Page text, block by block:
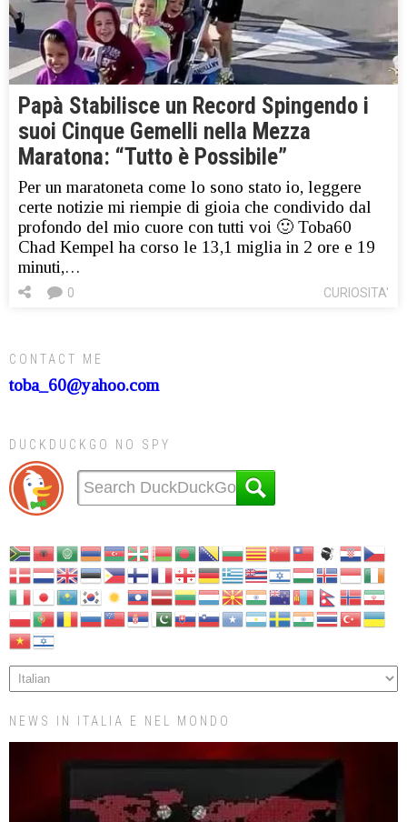
Papà Stabilisce un Record Spingendo i
suoi Cinque Gemelli nella Mezza
Maratona: “Tutto è Possibile”
Per un maratoneta come lo sono stato io, leggere
certe notizie mi riempie di gioia che condivido dal
profondo del mio cuore con tutti voi 🙂 Toba60
Chad Kempel ha corso le 13,1 miglia in 2 ore e 19
minuti,…
CURIOSITA'
0
CONTACT ME
toba_60@yahoo.com
DUCKDUCKGO NO SPY
NEWS IN ITALIA E NEL MONDO